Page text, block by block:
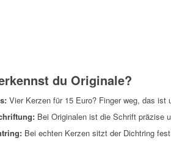
du Originale?
Vier Kerzen für 15 Euro? Finger weg, das ist
Bei Originalen ist die Schrift präzise
Bei echten Kerzen sitzt der Dichtring